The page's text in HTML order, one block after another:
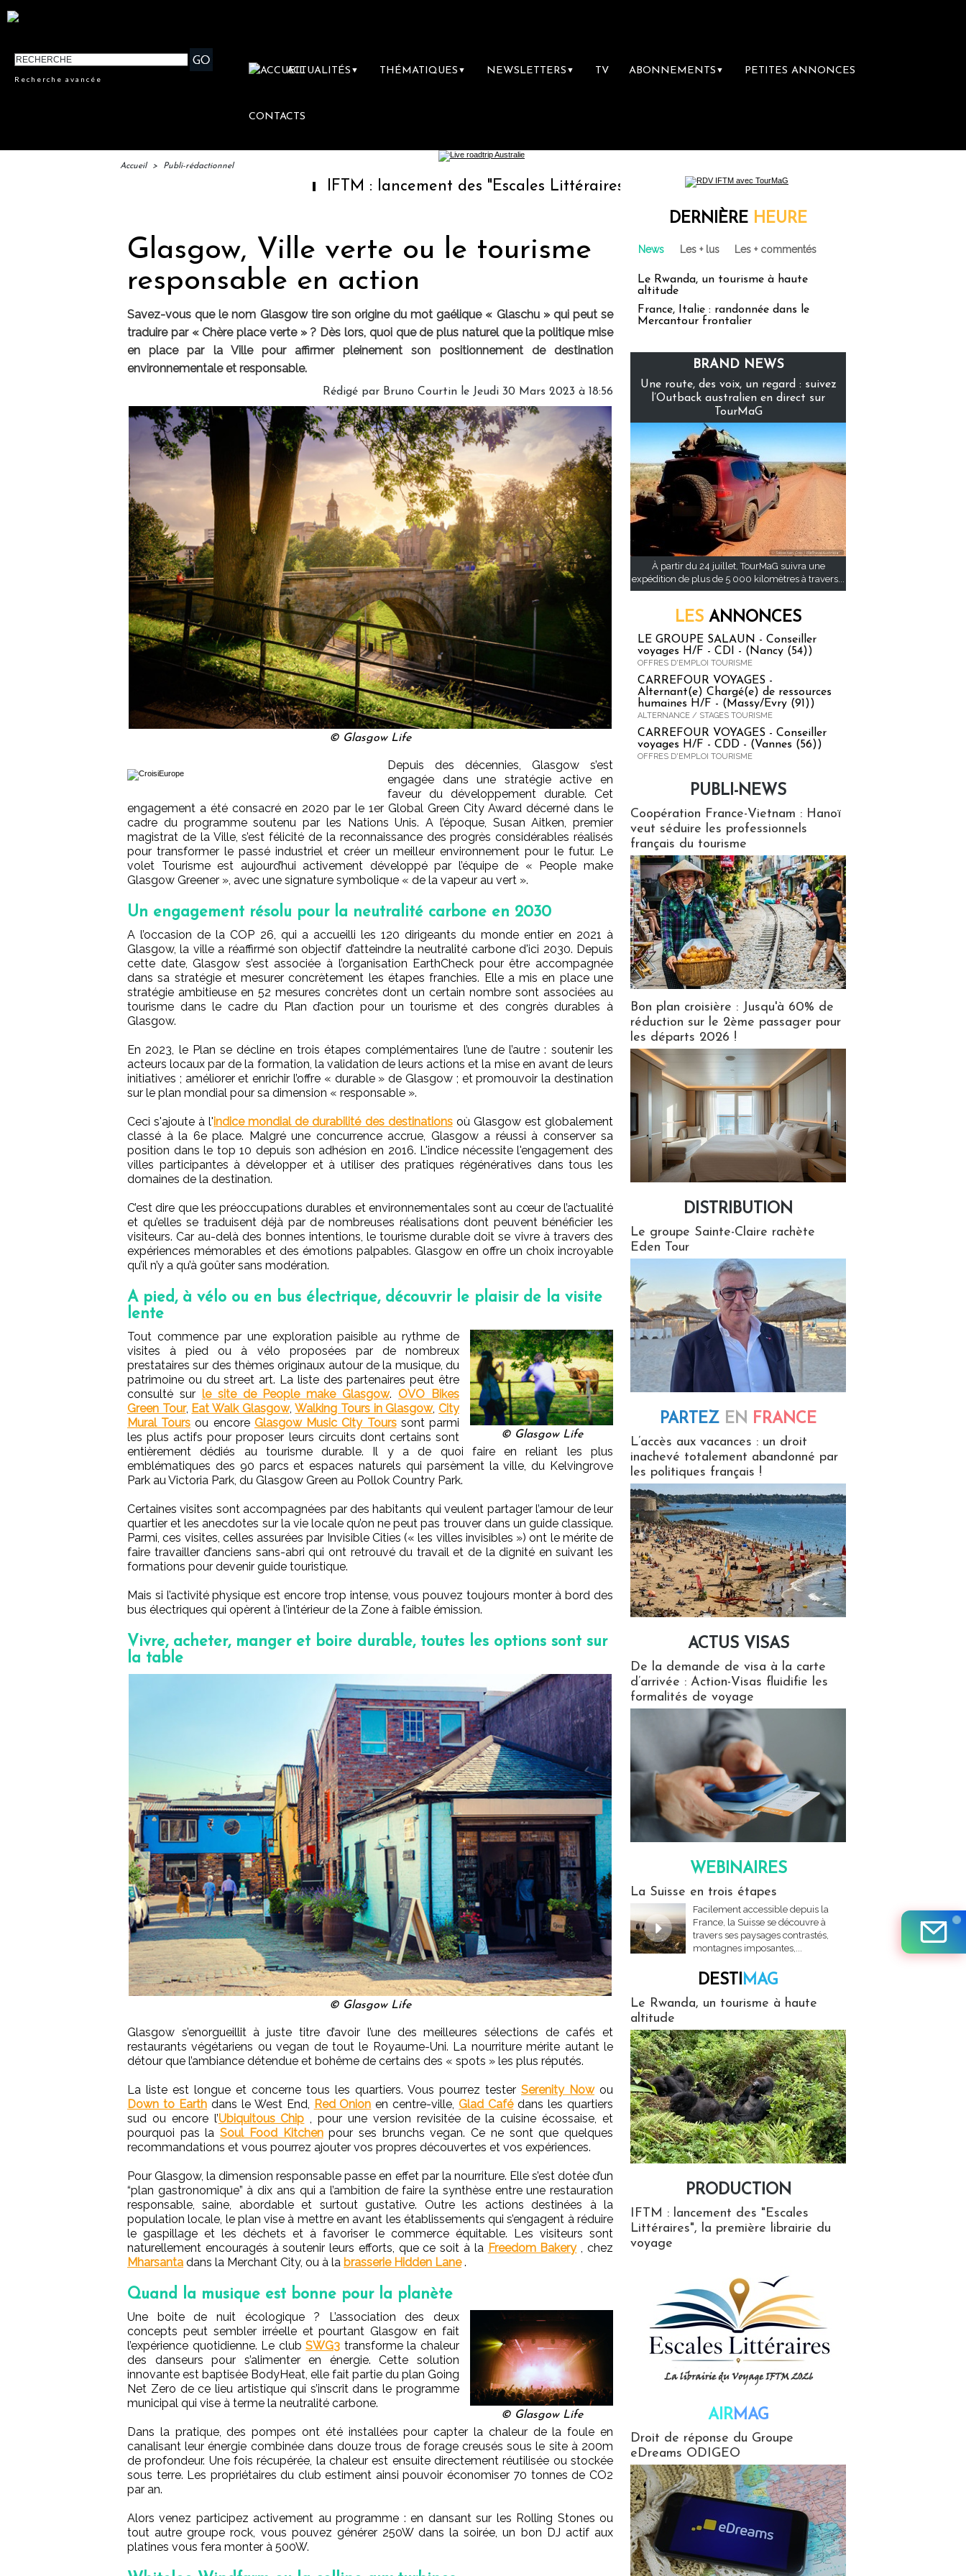
Recherche avancée
ACTUALITÉS ▼ THÉMATIQUES ▼ NEWSLETTERS ▼ TV ABONNEMENTS ▼ PETITES ANNONCES
CONTACTS
Accueil > Publi-rédactionnel
IFTM : lancement des "Escales Littéraires", la première librairie du voyage
Glasgow, Ville verte ou le tourisme
responsable en action
Savez-vous que le nom Glasgow tire son origine du mot gaélique « Glaschu » qui peut se
traduire par « Chère place verte » ? Dès lors, quoi que de plus naturel que la politique mise
en place par la Ville pour affirmer pleinement son positionnement de destination
environnementale et responsable.
Rédigé par Bruno Courtin le Jeudi 30 Mars 2023 à 18:56
© Glasgow Life
Depuis des décennies, Glasgow s’est
engagée dans une stratégie active en
faveur du développement durable. Cet
engagement a été consacré en 2020 par le 1er Global Green City Award décerné dans le
cadre du programme soutenu par les Nations Unis. A l’époque, Susan Aitken, premier
magistrat de la Ville, s’est félicité de la reconnaissance des progrès considérables réalisés
pour transformer le passé industriel et créer un meilleur environnement pour le futur. Le
volet Tourisme est aujourd’hui activement développé par l’équipe de « People make
Glasgow Greener », avec une signature symbolique « de la vapeur au vert ».
Un engagement résolu pour la neutralité carbone en 2030
A l’occasion de la COP 26, qui a accueilli les 120 dirigeants du monde entier en 2021 à
Glasgow, la ville a réaffirmé son objectif d’atteindre la neutralité carbone d'ici 2030. Depuis
cette date, Glasgow s’est associée à l’organisation EarthCheck pour être accompagnée
dans sa stratégie et mesurer concrètement les étapes franchies. Elle a mis en place une
stratégie ambitieuse en 52 mesures concrètes dont un certain nombre sont associées au
tourisme dans le cadre du Plan d’action pour un tourisme et des congrès durables à
Glasgow.
En 2023, le Plan se décline en trois étapes complémentaires l’une de l’autre : soutenir les
acteurs locaux par de la formation, la validation de leurs actions et la mise en avant de leurs
initiatives ; améliorer et enrichir l’offre « durable » de Glasgow ; et promouvoir la destination
sur le plan mondial pour sa dimension « responsable ».
Ceci s'ajoute à l'indice mondial de durabilité des destinationsoù Glasgow est globalement
classé à la 6e place. Malgré une concurrence accrue, Glasgow a réussi à conserver sa
position dans le top 10 depuis son adhésion en 2016. L'indice nécessite l'engagement des
villes participantes à développer et à utiliser des pratiques régénératives dans tous les
domaines de la destination.
C’est dire que les préoccupations durables et environnementales sont au cœur de l’actualité
et qu’elles se traduisent déjà par de nombreuses réalisations dont peuvent bénéficier les
visiteurs. Car au-delà des bonnes intentions, le tourisme durable doit se vivre à travers des
expériences mémorables et des émotions palpables. Glasgow en offre un choix incroyable
qu’il n’y a qu’à goûter sans modération.
A pied, à vélo ou en bus électrique, découvrir le plaisir de la visite
lente
© Glasgow Life
Tout commence par une exploration paisible au rythme de
visites à pied ou à vélo proposées par de nombreux
prestataires sur des thèmes originaux autour de la musique, du
patrimoine ou du street art. La liste des partenaires peut être
consulté sur le site de People make Glasgow.OVO Bikes
Green Tour, Eat Walk Glasgow,Walking Tours in Glasgow,City
Mural Tours ou encore Glasgow Music City Tourssont parmi
les plus actifs pour proposer leurs circuits dont certains sont
entièrement dédiés au tourisme durable. Il y a de quoi faire en reliant les plus
emblématiques des 90 parcs et espaces naturels qui parsèment la ville, du Kelvingrove
Park au Victoria Park, du Glasgow Green au Pollok Country Park.
Certaines visites sont accompagnées par des habitants qui veulent partager l’amour de leur
quartier et les anecdotes sur la vie locale qu’on ne peut pas trouver dans un guide classique.
Parmi, ces visites, celles assurées par Invisible Cities (« les villes invisibles ») ont le mérite de
faire travailler d’anciens sans-abri qui ont retrouvé du travail et de la dignité en suivant les
formations pour devenir guide touristique.
Mais si l’activité physique est encore trop intense, vous pouvez toujours monter à bord des
bus électriques qui opèrent à l’intérieur de la Zone à faible émission.
Vivre, acheter, manger et boire durable, toutes les options sont sur
la table
© Glasgow Life
Glasgow s’enorgueillit à juste titre d’avoir l’une des meilleures sélections de cafés et
restaurants végétariens ou vegan de tout le Royaume-Uni. La nourriture mérite autant le
détour que l’ambiance détendue et bohême de certains des « spots » les plus réputés.
La liste est longue et concerne tous les quartiers. Vous pourrez tester Serenity Nowou
Down to Earthdans le West End, Red Onion en centre-ville,Glad Cafédans les quartiers
sud ou encore l’Ubiquitous Chip , pour une version revisitée de la cuisine écossaise, et
pourquoi pas laSoul Food Kitchenpour ses brunchs vegan. Ce ne sont que quelques
recommandations et vous pourrez ajouter vos propres découvertes et vos expériences.
Pour Glasgow, la dimension responsable passe en effet par la nourriture. Elle s’est dotée d’un
“plan gastronomique” à dix ans qui a l’ambition de faire la synthèse entre une restauration
responsable, saine, abordable et surtout gustative. Outre les actions destinées à la
population locale, le plan vise à mettre en avant les établissements qui s’engagent à réduire
le gaspillage et les déchets et à favoriser le commerce équitable. Les visiteurs sont
naturellement encouragés à soutenir leurs efforts, que ce soit à la Freedom Bakery, chez
Mharsanta dans la Merchant City, ou à la brasserie Hidden Lane.
Quand la musique est bonne pour la planète
© Glasgow Life
Une boite de nuit écologique ? L’association des deux
concepts peut sembler irréelle et pourtant Glasgow en fait
l’expérience quotidienne. Le clubSWG3 transforme la chaleur
des danseurs pour s’alimenter en énergie. Cette solution
innovante est baptisée BodyHeat, elle fait partie du plan Going
Net Zero de ce lieu artistique qui s’inscrit dans le programme
municipal qui vise à terme la neutralité carbone.
Dans la pratique, des pompes ont été installées pour capter la chaleur de la foule en
canalisant leur énergie combinée dans douze trous de forage creusés sous le site à 200m
de profondeur. Une fois récupérée, la chaleur est ensuite directement réutilisée ou stockée
sous terre. Les propriétaires du club estiment ainsi pouvoir économiser 70 tonnes de CO2
par an.
Alors venez participez activement au programme : en dansant sur les Rolling Stones ou
tout autre groupe rock, vous pouvez générer 250W dans la soirée, un bon DJ actif aux
platines vous fera monter à 500W.
DERNIÈRE HEURE
News Les + lus Les + commentés
Le Rwanda, un tourisme à haute
altitude
France, Italie : randonnée dans le
Mercantour frontalier
BRAND NEWS
Une route, des voix, un regard : suivez
l’Outback australien en direct sur
TourMaG
À partir du 24 juillet, TourMaG suivra une
expédition de plus de 5 000 kilomètres à travers...
LES ANNONCES
LE GROUPE SALAUN - Conseiller
voyages H/F - CDI - (Nancy (54))
OFFRES D'EMPLOI TOURISME
CARREFOUR VOYAGES -
Alternant(e) Chargé(e) de ressources
humaines H/F - (Massy/Evry (91))
ALTERNANCE / STAGES TOURISME
CARREFOUR VOYAGES - Conseiller
voyages H/F - CDD - (Vannes (56))
OFFRES D'EMPLOI TOURISME
PUBLI-NEWS
Coopération France-Vietnam : Hanoï
veut séduire les professionnels
français du tourisme
Bon plan croisière : Jusqu'à 60% de
réduction sur le 2ème passager pour
les départs 2026 !
DISTRIBUTION
Le groupe Sainte-Claire rachète
Eden Tour
PARTEZ EN FRANCE
L’accès aux vacances : un droit
inachevé totalement abandonné par
les politiques français !
ACTUS VISAS
De la demande de visa à la carte
d’arrivée : Action-Visas fluidifie les
formalités de voyage
WEBINAIRES
La Suisse en trois étapes
Facilement accessible depuis la
France, la Suisse se découvre à
travers ses paysages contrastés,
montagnes imposantes,...
DESTIMAG
Le Rwanda, un tourisme à haute
altitude
PRODUCTION
IFTM : lancement des "Escales
Littéraires", la première librairie du
voyage
AIRMAG
Droit de réponse du Groupe
eDreams ODIGEO